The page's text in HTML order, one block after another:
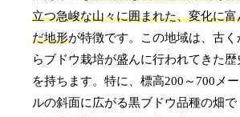
立つ急峻な山々に囲まれた、変化に富
だ地形が特徴です。この地域は、古く
らブドウ栽培が盛んに行われてきた歴
を持ちます。特に、標高200～700メー
ルの斜面に広がる黒ブドウ品種の畑で